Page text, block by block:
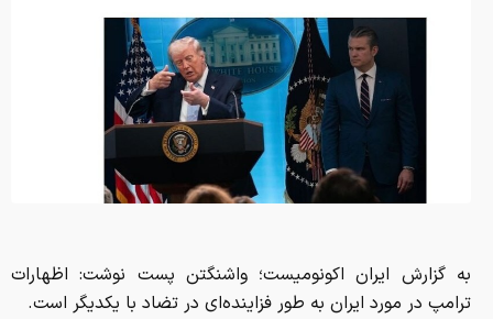
به گزارش ایران اکونومیست؛ واشنگتن پست نوشت: اظهارات
ترامپ در مورد ایران به طور فزاینده‌ای در تضاد با یکدیگر است.